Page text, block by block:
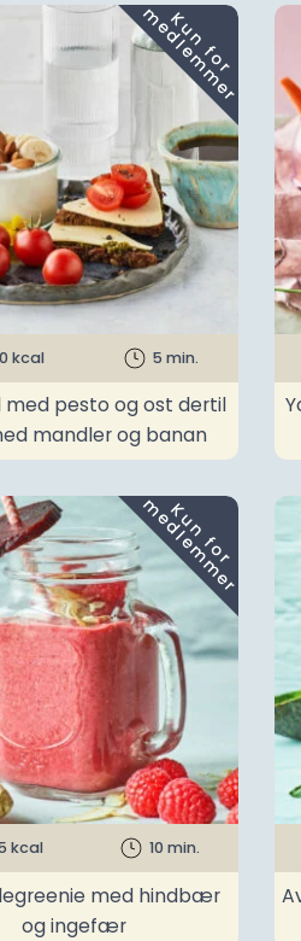
K
u
n
f
o
r
m
e
d
l
e
m
m
e
r
kcal 5 min.
med pesto og ost dertil
mandler og banan
K
u
n
f
o
r
m
e
d
l
e
m
m
e
r
kcal 10 min.
med hindbær
og ingefær